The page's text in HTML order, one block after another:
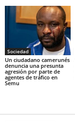
Sociedad
‎Un ciudadano camerunés
denuncia una presunta
agresión por parte de
agentes de tráfico en
Semu